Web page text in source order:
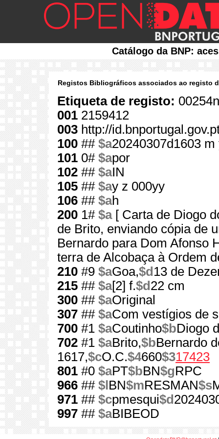
Catálogo da BNP:
Registos Bibliográficos associados ao registo
Etiqueta de registo:
001 2159412
003 http://
100 ## $a20240307d1603
101 0# $apor
102 ## $aIN
105 ## $ay z 000yy
106 ## $ah
200 1# $a[ Carta de Diogo
de Brito, enviando cópia de
Bernardo para Dom Afonso
terra de Alcobaça à Ordem
210 #9 $aGoa,$d 13 de
215 ## $a[2] f.$d 22 cm
300 ## $aOriginal
307 ## $aCom vestígios de
700 #1 $aCoutinho$bDiogo
702 #1 $aBrito,$bBernardo
1617,$cO.C.$4660$317423
801 #0 $aPT$bBN$gRPC
966 ## $l BN$mRESMAN$s
971 ## $cpmesqui$d
997 ## $aBIBEOD